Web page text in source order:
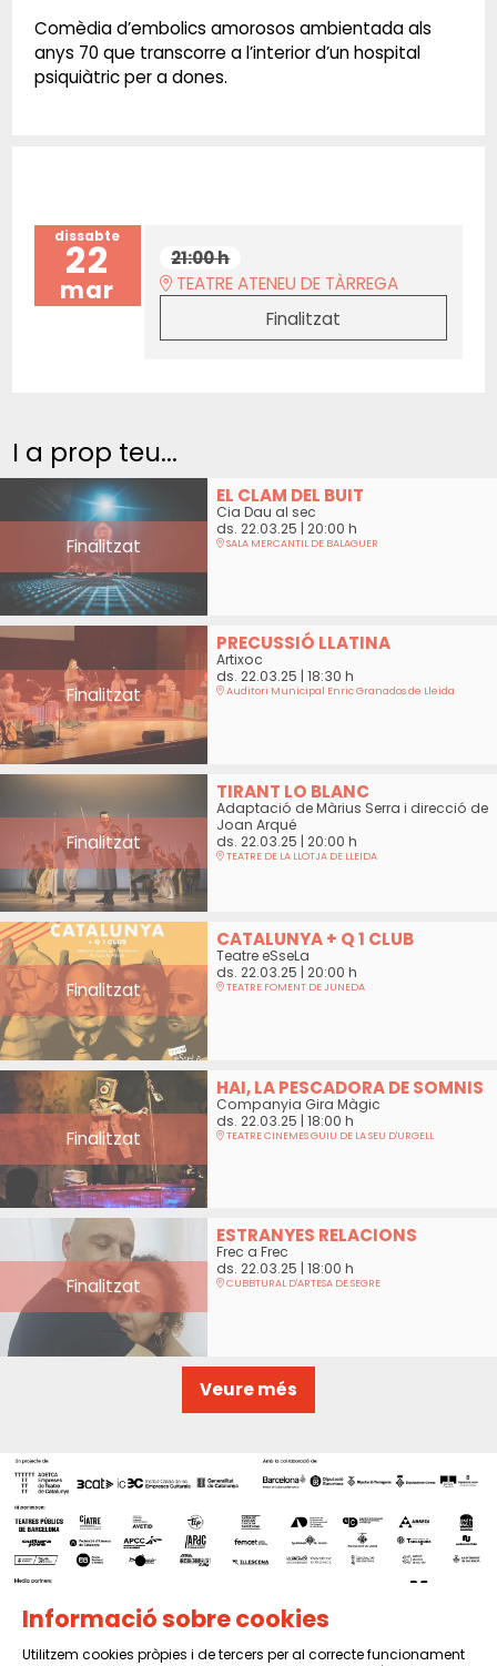
Comèdia d’embolics amorosos ambientada als
anys 70 que transcorre a l’interior d’un hospital
psiquiàtric per a dones.
dissabte
22
mar
21:00 h
TEATRE ATENEU DE TÀRREGA
Finalitzat
I a prop teu...
Finalitzat
EL CLAM DEL BUIT
Cia Dau al sec
ds. 22.03.25 | 20:00 h
SALA MERCANTIL DE BALAGUER
Finalitzat
PRECUSSIÓ LLATINA
Artixoc
ds. 22.03.25 | 18:30 h
Auditori Municipal Enric Granados de Lleida
Finalitzat
TIRANT LO BLANC
Adaptació de Màrius Serra i direcció de
Joan Arqué
ds. 22.03.25 | 20:00 h
TEATRE DE LA LLOTJA DE LLEIDA
Finalitzat
CATALUNYA + Q 1 CLUB
Teatre eSseLa
ds. 22.03.25 | 20:00 h
TEATRE FOMENT DE JUNEDA
Finalitzat
HAI, LA PESCADORA DE SOMNIS
Companyia Gira Màgic
ds. 22.03.25 | 18:00 h
TEATRE CINEMES GUIU DE LA SEU D'URGELL
Finalitzat
ESTRANYES RELACIONS
Frec a Frec
ds. 22.03.25 | 18:00 h
CUBBTURAL D'ARTESA DE SEGRE
Veure més
Informació sobre cookies
Utilitzem cookies pròpies i de tercers per al correcte funcionament